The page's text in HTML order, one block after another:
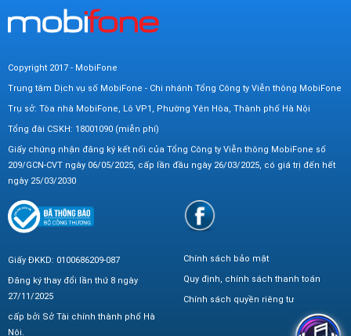
Copyright 2017 - MobiFone
Trung tâm Dịch vụ số MobiFone - Chi nhánh Tổng Công ty Viễn thông MobiFone
Trụ sở: Tòa nhà MobiFone, Lô VP1, Phường Yên Hòa, Thành phố Hà Nội
Tổng đài CSKH: 18001090 (miễn phí)
Giấy chứng nhận đăng ký kết nối của Tổng Công ty Viễn thông MobiFone số
209/GCN-CVT ngày 06/05/2025, cấp lần đầu ngày 26/03/2025, có giá trị đến hết
ngày 25/03/2030
Giấy ĐKKD: 0100686209-087
Đăng ký thay đổi lần thứ 8 ngày
27/11/2025
cấp bởi Sở Tài chính thành phố Hà
Nội.
Chính sách bảo mật
Quy định, chính sách thanh toán
Chính sách quyền riêng tư